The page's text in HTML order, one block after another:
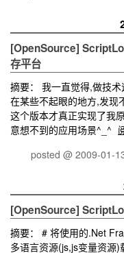
[OpenSource]
存平台
摘要： 我一直觉得,做技
在某些不起眼的地方,发现
这个版本才真正实现了我
意想不到的应用场景^_^
posted @ 2009-01-
[OpenSource]
摘要： # 将使用的.Net
多语言资源(js,js变量资源